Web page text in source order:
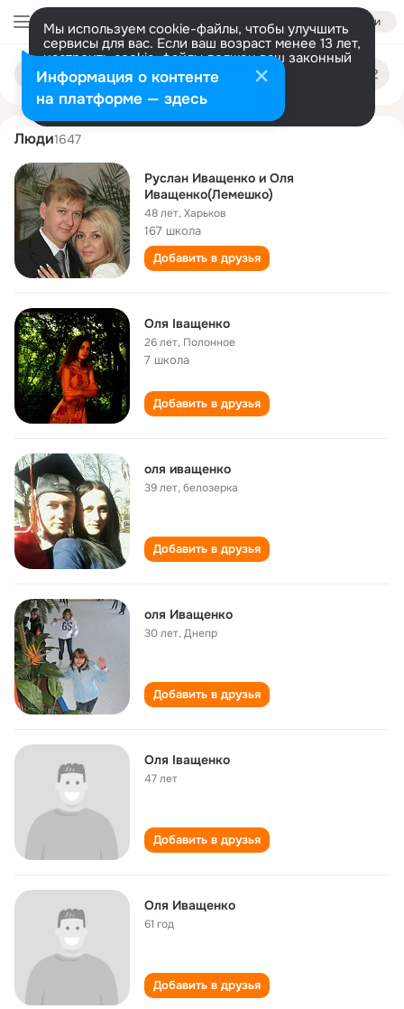
Войти
Мы используем cookie-файлы, чтобы улучшить
сервисы для вас. Если ваш возраст менее 13 лет,
настроить cookie-файлы должен ваш законный
представитель. Больше информации
Разрешить все Настроить
Поиск
людям
olya ivaschenko
Люди1647
Руслан Иващенко и Оля
Иващенко(Лемешко)
48 лет,Харьков
167 школа
Добавить в друзья
Оля Іващенко
26 лет, Полонное
7 школа
Добавить в друзья
оля иващенко
39 лет,белозерка
Добавить в друзья
оля Иващенко
30 лет,Днепр
Добавить в друзья
Оля Іващенко
47 лет
Добавить в друзья
Оля Иващенко
61 год
Добавить в друзья
Информация о контенте
на платформе — здесь